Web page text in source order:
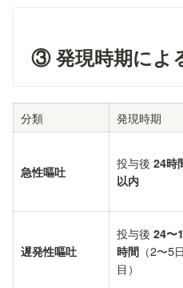
③ 発現時期によ
分類 発現時期
急性嘔吐
投与後 24時
以内
遅発性嘔吐
投与後 24〜
時間 （2〜5日
目）